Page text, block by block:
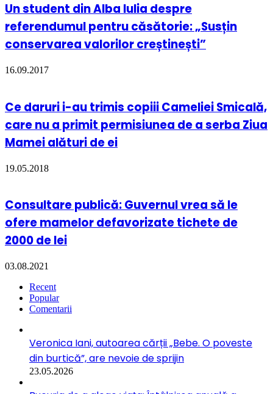
Un student din Alba Iulia despre
referendumul pentru căsătorie: „Susțin
conservarea valorilor creștinești”
16.09.2017
Ce daruri i-au trimis copiii Cameliei Smicală,
care nu a primit permisiunea de a serba Ziua
Mamei alături de ei
19.05.2018
Consultare publică: Guvernul vrea să le
ofere mamelor defavorizate tichete de
2000 de lei
03.08.2021
Recent
Popular
Comentarii
Veronica Iani, autoarea cărții „Bebe. O poveste
din burtică”, are nevoie de sprijin
23.05.2026